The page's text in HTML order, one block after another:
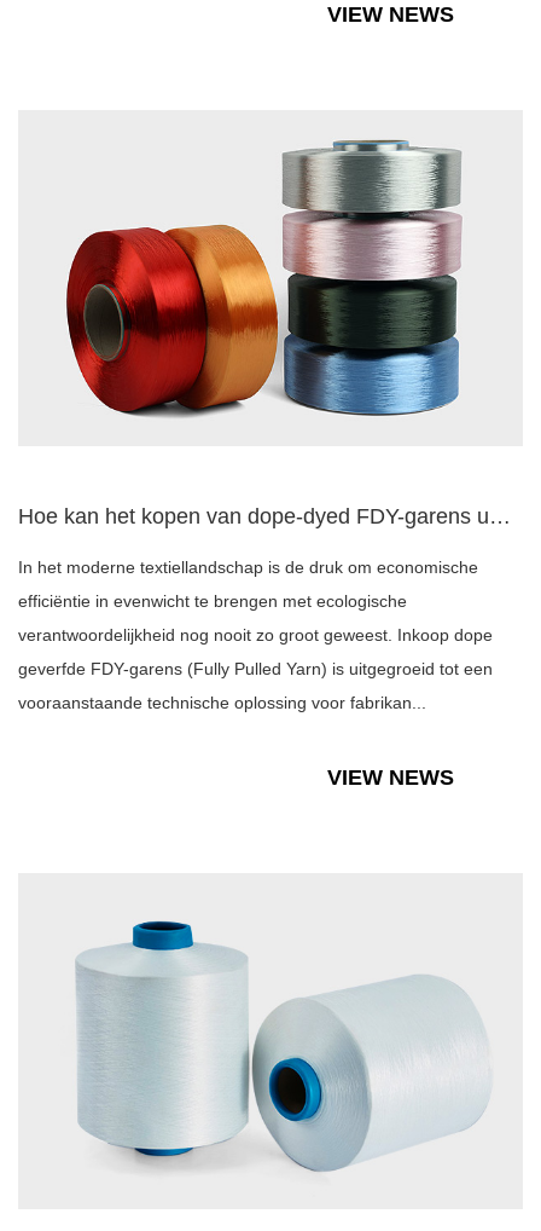
VIEW NEWS
Hoe kan het kopen van dope-dyed FDY-garens uw kosten voor he...
In het moderne textiellandschap is de druk om economische
efficiëntie in evenwicht te brengen met ecologische
verantwoordelijkheid nog nooit zo groot geweest. Inkoop dope
geverfde FDY-garens (Fully Pulled Yarn) is uitgegroeid tot een
vooraanstaande technische oplossing voor fabrikan...
VIEW NEWS